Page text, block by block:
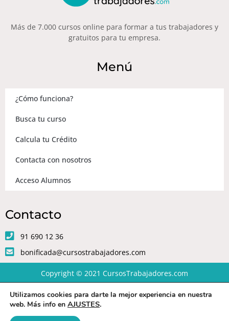
Más de 7.000 cursos online para formar a tus trabajadores y
gratuitos para tu empresa.
Menú
¿Cómo funciona?
Busca tu curso
Calcula tu Crédito
Contacta con nosotros
Acceso Alumnos
Contacto
91 690 12 36
bonificada@cursostrabajadores.com
Copyright © 2021 CursosTrabajadores.com
Aviso Legal| Política de Privacidad Condiciones de compra
Utilizamos cookies para darte la mejor experiencia en nuestra
web. Más info en AJUSTES.